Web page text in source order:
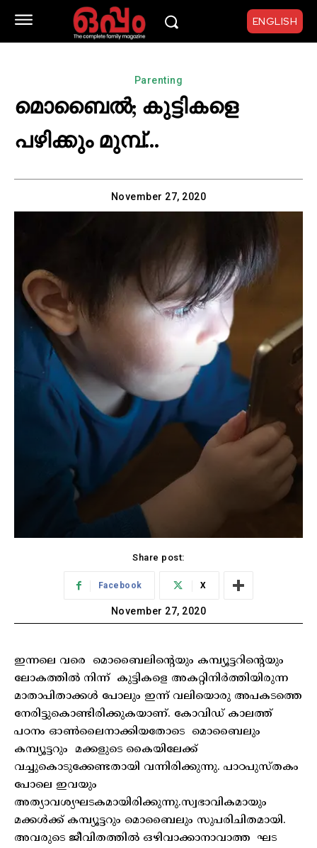
ENGLISH
Parenting
മൊബൈൽ; കുട്ടികളെ
പഴിക്കും മുമ്പ്…
November 27, 2020
Share post:
Facebook X
November 27, 2020
ഇന്നലെ വരെ മൊബൈലിന്റെയും കമ്പ്യൂട്ടറിന്റെയും
ലോകത്തിൽ നിന്ന് കുട്ടികളെ അകറ്റിനിർത്തിയിരുന്ന
മാതാപിതാക്കൾ പോലും ഇന്ന് വലിയൊരു അപകടത്തെ
നേരിട്ടുകൊണ്ടിരിക്കുകയാണ്. കോവിഡ് കാലത്ത്
പഠനം ഓൺലൈനാക്കിയതോടെ മൊബൈലും
കമ്പ്യൂട്ടറും മക്കളുടെ കൈയിലേക്ക്
വച്ചുകൊടുക്കേണ്ടതായി വന്നിരിക്കുന്നു. പാഠപുസ്തകം
പോലെ ഇവയും
അത്യാവശ്യഘടകമായിരിക്കുന്നു.സ്വഭാവികമായും
മക്കൾക്ക് കമ്പ്യൂട്ടറും മൊബൈലും സുപരിചിതമായി.
അവരുടെ ജീവിതത്തിൽ ഒഴിവാക്കാനാവാത്ത ഘട